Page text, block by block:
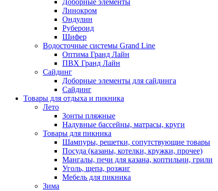
Линокром
Ондулин
Рубероид
Шифер
Водосточные системы Grand Line
Оптима Гранд Лайн
ПВХ Гранд Лайн
Сайдинг
Доборные элементы для сайдинга
Сайдинг
Товары для отдыха и пикника
Лето
Зонты пляжные
Надувные бассейны, матрасы, круги
Товары для пикника
Шампуры, решетки, сопутствующие товары
Посуда (казаны, котелки, кружки, прочее)
Мангалы, печи для казана, коптильни, грили
Уголь, щепа, розжиг
Мебель для пикника
Зима